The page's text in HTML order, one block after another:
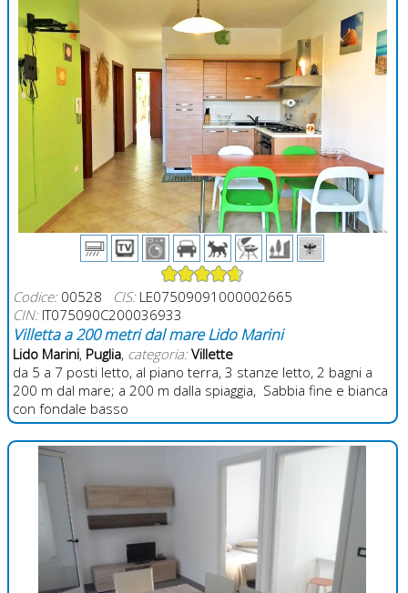
Codice:00528 CIS:LE07509091000002665
CIN:IT075090C200036933
Villetta a 200 metri dal mare Lido Marini
Lido Marini, Puglia, categoria: Villette
da 5 a 7 posti letto, al piano terra, 3 stanze letto, 2 bagni a
200 m dal mare; a 200 m dalla spiaggia, Sabbia fine e bianca
con fondale basso